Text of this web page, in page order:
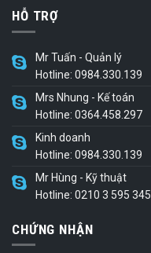
HỖ TRỢ
Mr Tuấn - Quản lý
Hotline: 0984.330.139
Mrs Nhung - Kế toán
Hotline: 0364.458.297
Kinh doanh
Hotline: 0984.330.139
Mr Hùng - Kỹ thuật
Hotline: 0210 3 595 345
CHỨNG NHẬN